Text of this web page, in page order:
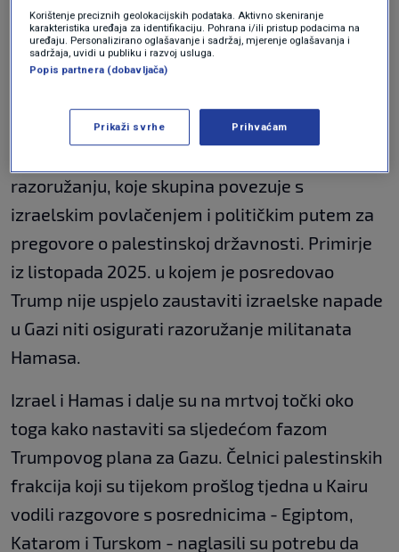
SVIJET|prije 3 h
Mirjana Rakić o sporazumu o miru:
Najveća nepoznanica je - Netanyahu
SVIJET|
Izvori su rekli da su se Hamas i druge frakcije
razoružanju, koje skupina povezuje s
izraelskim povlačenjem i političkim putem za
pregovore o palestinskoj državnosti. Primirje
iz listopada 2025. u kojem je posredovao
Trump nije uspjelo zaustaviti izraelske napade
u Gazi niti osigurati razoružanje militanata
Hamasa.
Izrael i Hamas i dalje su na mrtvoj točki oko
toga kako nastaviti sa sljedećom fazom
Trumpovog plana za Gazu. Čelnici palestinskih
frakcija koji su tijekom prošlog tjedna u Kairu
vodili razgovore s posrednicima - Egiptom,
Katarom i Turskom - naglasili su potrebu da
Korištenje preciznih geolokacijskih podataka. Aktivno skeniranje
karakteristika uređaja za identifikaciju. Pohrana i/ili pristup podacima na
uređaju. Personalizirano oglašavanje i sadržaj, mjerenje oglašavanja i
sadržaja, uvidi u publiku i razvoj usluga.
Popis partnera (dobavljača)
Prikaži svrhe Prihvaćam